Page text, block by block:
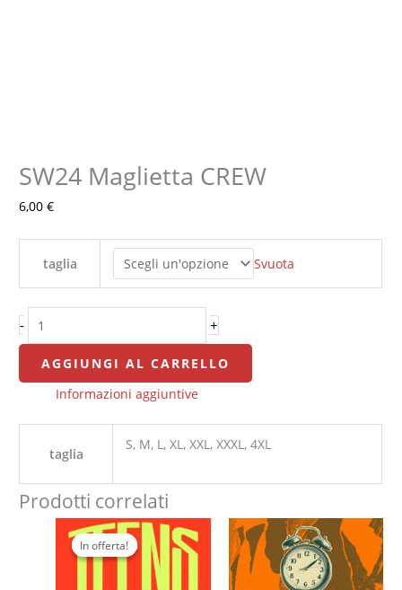
SW24 Maglietta CREW
6,00€
taglia Svuota
-
SW24
CREW
quantità
+
AGGIUNGI AL CARRELLO
Informazioni aggiuntive
taglia
S, M, L, XL, XXL, XXXL, 4XL
Prodotti correlati
In offerta!
In offerta!
Il
prezzo
originale
315,00 €.
Il
prezzo
attuale
è: